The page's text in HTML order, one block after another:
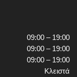
09:00 – 19:00
09:00 – 19:00
09:00 – 19:00
Κλειστά